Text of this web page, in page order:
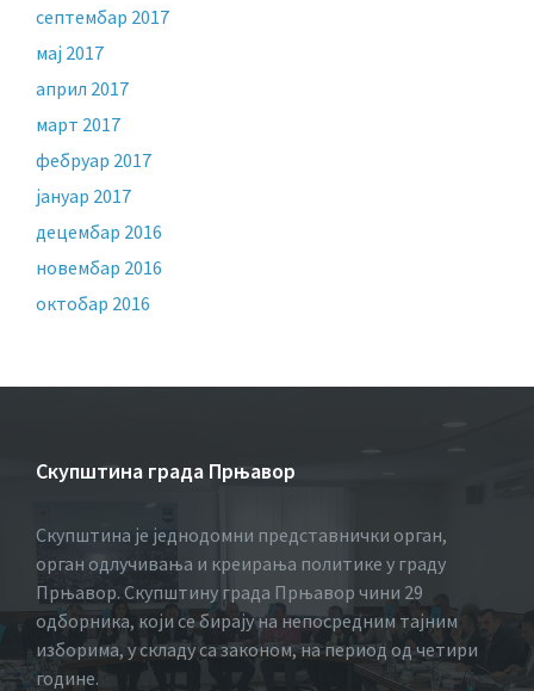
септембар 2017
мај 2017
април 2017
март 2017
фебруар 2017
јануар 2017
децембар 2016
новембар 2016
октобар 2016
Скупштина града Прњавор
Скупштина је једнодомни представнички орган,
орган одлучивања и креирања политике у граду
Прњавор. Скупштину града Прњавор чини 29
одборника, који се бирају на непосредним тајним
изборима, у складу са законом, на период од четири
године.